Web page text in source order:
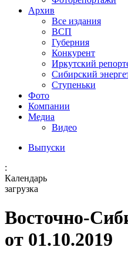
Архив
Все издания
ВСП
Губерния
Конкурент
Иркутский
Сибирский
Ступеньки
Фото
Компании
Медиа
Видео
Выпуски
:
Календарь
загрузка
Восточно-
от 01.10.2019